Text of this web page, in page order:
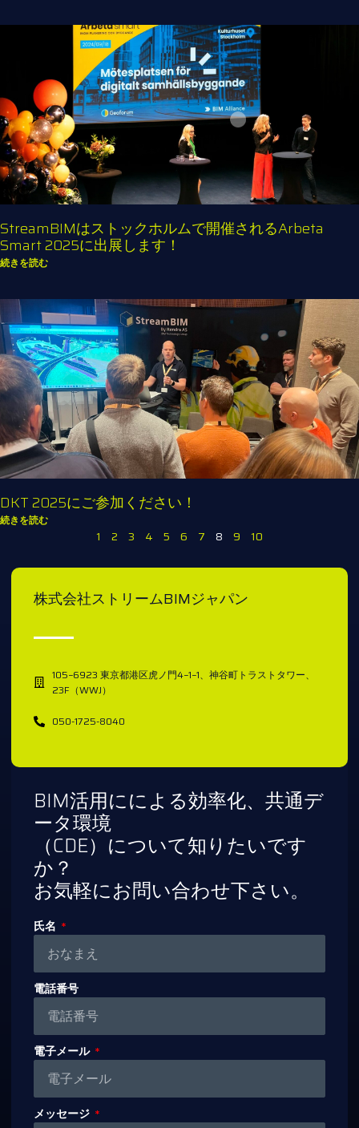
StreamBIMはストックホルムで開催されるArbeta
Smart 2025に出展します！
続きを読む
DKT 2025にご参加ください！
続きを読む
1 2 3 4 5 6 7 8 9 10
株式会社ストリームBIMジャパン
105−6923 東京都港区虎ノ門4−1−1、神谷町トラストタワー、
23F（WWJ）
050-1725-8040
BIM活用にによる効率化、共通デ
ータ環境
（CDE）について知りたいです
か？
お気軽にお問い合わせ下さい。
氏名
電話番号
電子メール
メッセージ